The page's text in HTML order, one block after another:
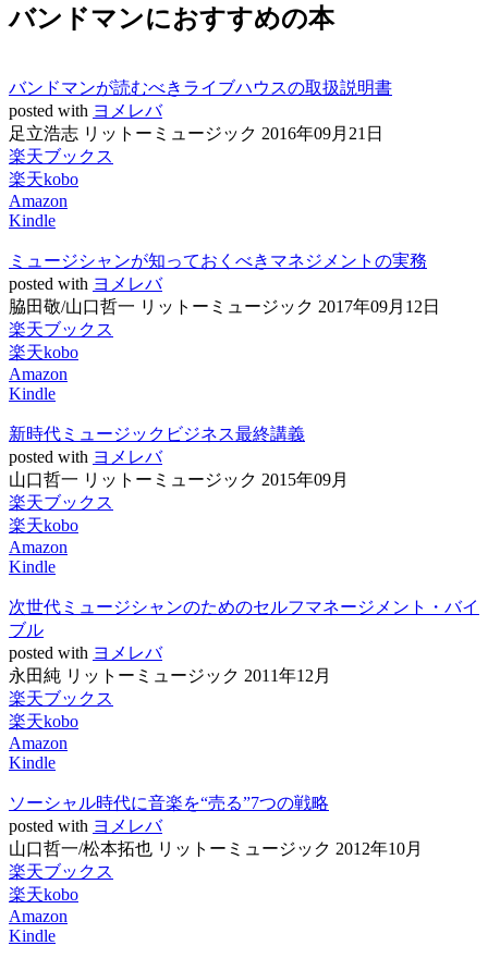
バンドマンにおすすめの本
バンドマンが読むべきライブハウスの取扱説明書
posted with ヨメレバ
足立浩志 リットーミュージック 2016年09月21日
楽天ブックス
楽天kobo
Amazon
Kindle
ミュージシャンが知っておくべきマネジメントの実務
posted with ヨメレバ
脇田敬/山口哲一 リットーミュージック 2017年09月12日
楽天ブックス
楽天kobo
Amazon
Kindle
新時代ミュージックビジネス最終講義
posted with ヨメレバ
山口哲一 リットーミュージック 2015年09月
楽天ブックス
楽天kobo
Amazon
Kindle
次世代ミュージシャンのためのセルフマネージメント・バイ
ブル
posted with ヨメレバ
永田純 リットーミュージック 2011年12月
楽天ブックス
楽天kobo
Amazon
Kindle
ソーシャル時代に音楽を“売る”7つの戦略
posted with ヨメレバ
山口哲一/松本拓也 リットーミュージック 2012年10月
楽天ブックス
楽天kobo
Amazon
Kindle